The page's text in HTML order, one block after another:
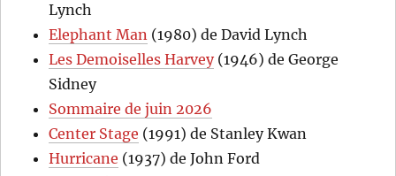
Lynch
Elephant Man (1980) de David Lynch
Les Demoiselles Harvey(1946) de George
Sidney
Sommaire de juin 2026
Center Stage (1991) de Stanley Kwan
Hurricane (1937) de John Ford